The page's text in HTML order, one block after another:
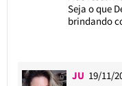
Seja o que
brindando
JU 19/11/